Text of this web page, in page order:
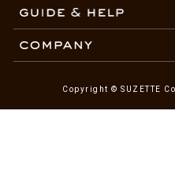
Copyright © SUZETTE